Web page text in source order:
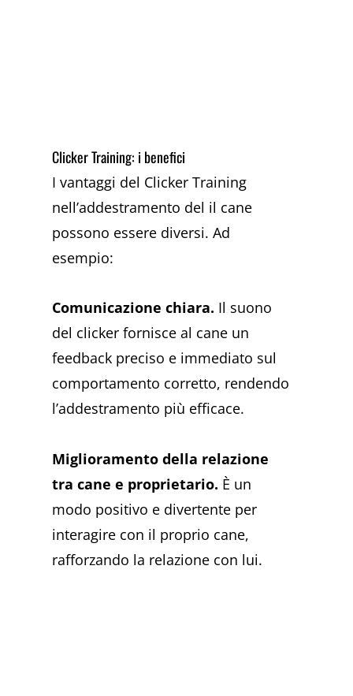
Clicker Training: i benefici
I vantaggi del Clicker Training
nell’addestramento del il cane
possono essere diversi. Ad
esempio:
Comunicazione chiara. Il suono
del clicker fornisce al cane un
feedback preciso e immediato sul
comportamento corretto, rendendo
l’addestramento più efficace.
Miglioramento della relazione
tra cane e proprietario. È un
modo positivo e divertente per
interagire con il proprio cane,
rafforzando la relazione con lui.